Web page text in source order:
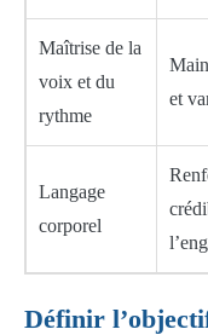
Maîtrise de la
voix et du
rythme
et
Langage
corporel
Définir